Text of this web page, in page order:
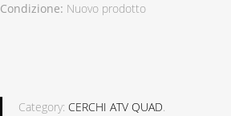
Condizione: Nuovo prodotto
Category: CERCHI ATV QUAD.